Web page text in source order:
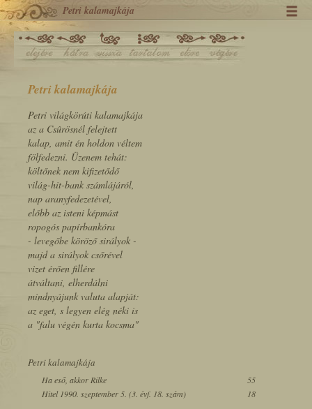
Petri kalamajkája
Petri kalamajkája
Petri világkörúti kalamajkája
az a Csûrösnél felejtett
kalap, amit én holdon véltem
fölfedezni. Üzenem tehát:
költőnek nem kifizetődő
világ-hit-bank számlájáról,
nap aranyfedezetével,
előbb az isteni képmást
ropogós papírbankóra
- levegőbe köröző sirályok -
majd a sirályok csőrével
vizet érően fillére
átváltani, elherdálni
mindnyájunk valuta alapját:
az eget, s legyen elég néki is
a "falu végén kurta kocsma"
Petri kalamajkája
Ha eső, akkor Rilke
55
Hitel 1990. szeptember 5. (3. évf. 18. szám)
18